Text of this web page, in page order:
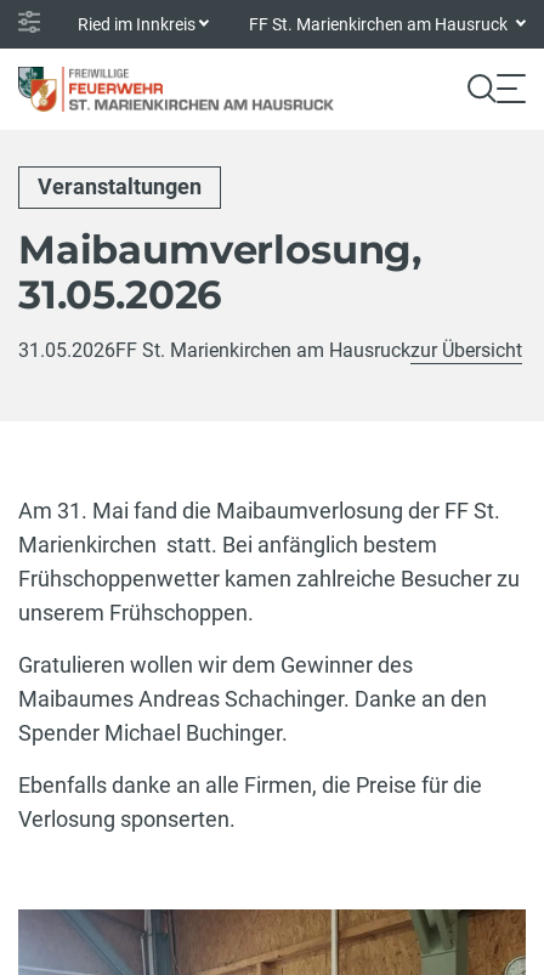
Ried im Innkreis FF St. Marienkirchen am Hausruck
Veranstaltungen
Maibaumverlosung,
31.05.2026
31.05.2026FF St. Marienkirchen am Hausruckzur Übersicht
Am 31. Mai fand die Maibaumverlosung der FF St.
Marienkirchen statt. Bei anfänglich bestem
Frühschoppenwetter kamen zahlreiche Besucher zu
unserem Frühschoppen.
Gratulieren wollen wir dem Gewinner des
Maibaumes Andreas Schachinger. Danke an den
Spender Michael Buchinger.
Ebenfalls danke an alle Firmen, die Preise für die
Verlosung sponserten.